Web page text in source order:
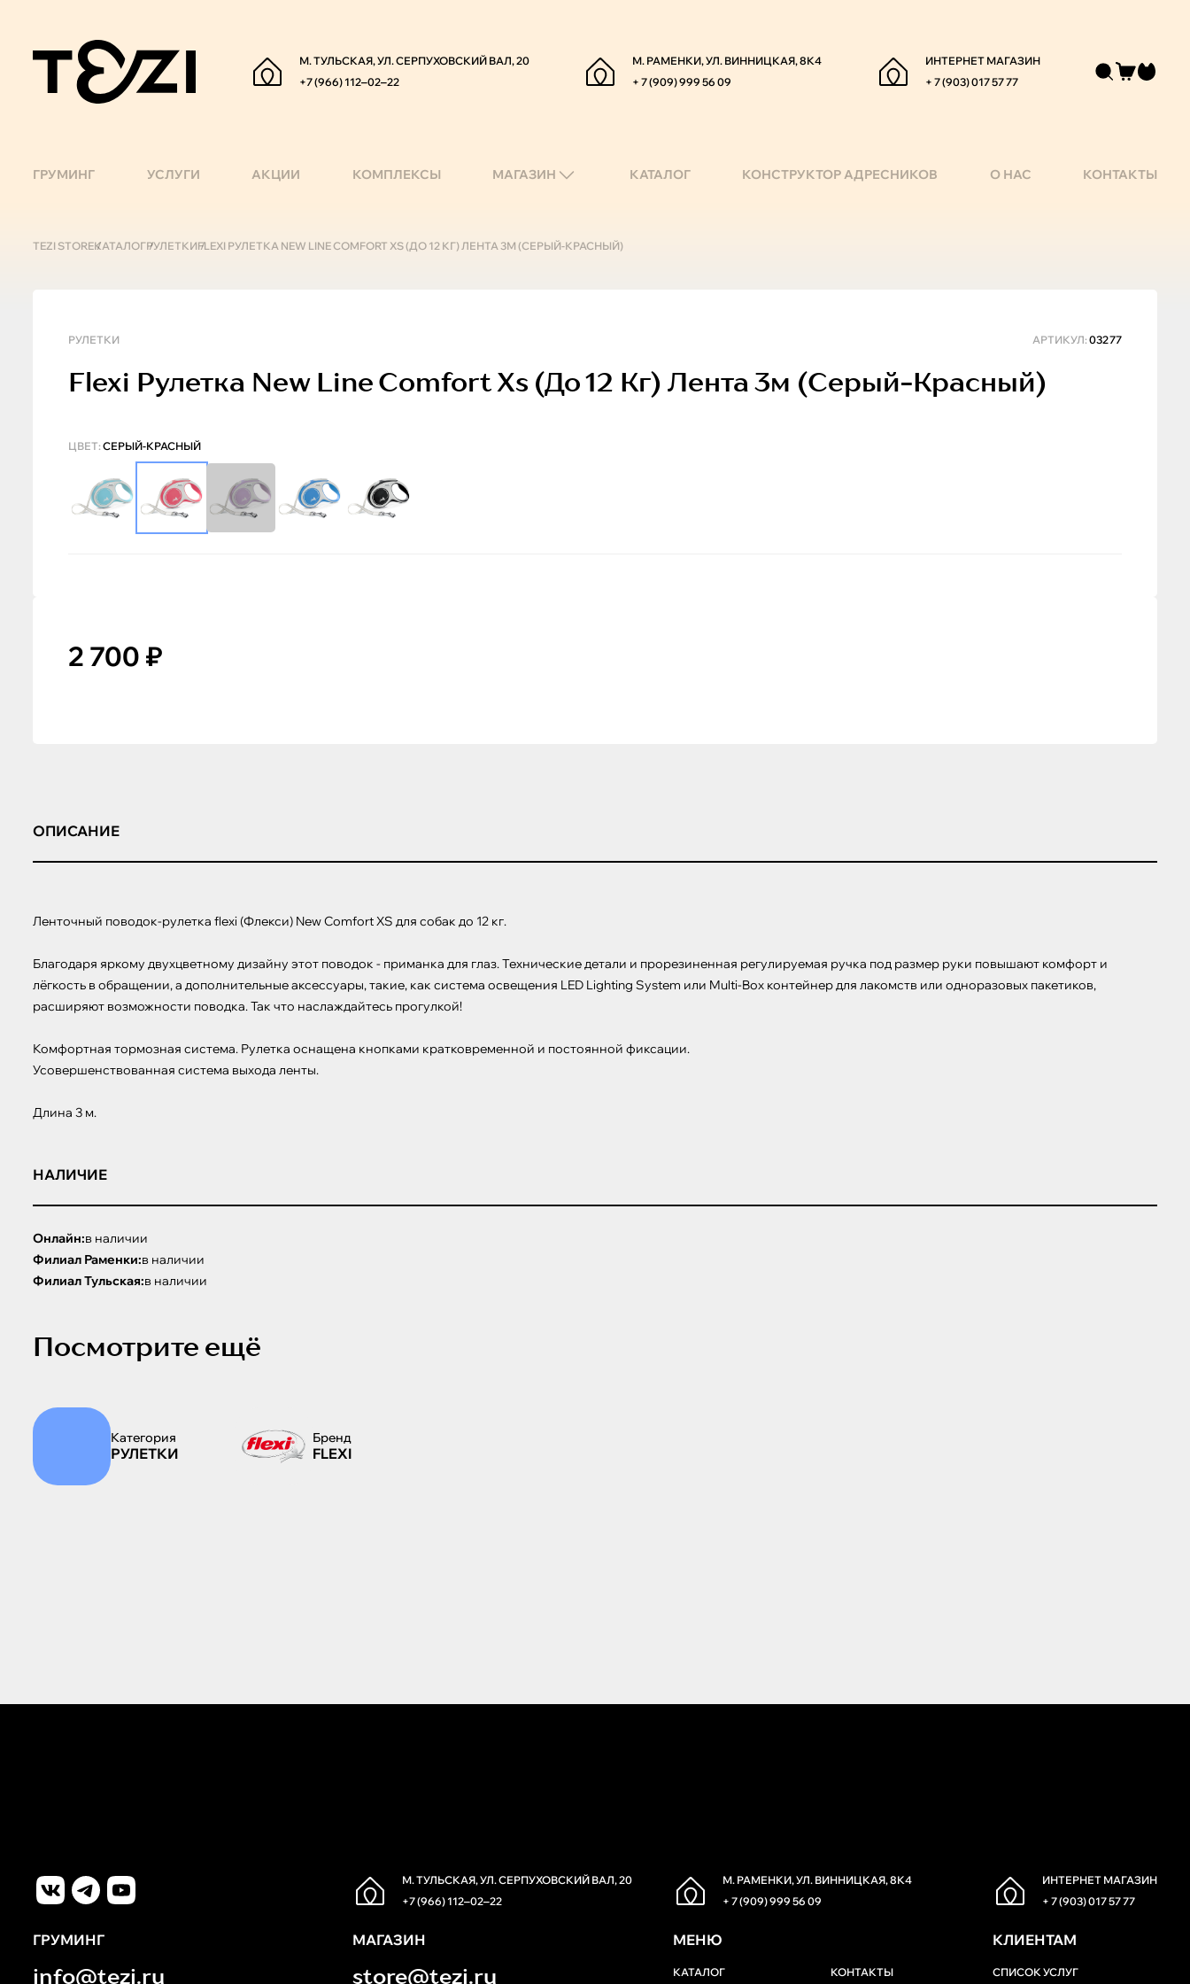
М. ТУЛЬСКАЯ, УЛ. СЕРПУХОВСКИЙ ВАЛ, 20
+7 (966) 112‒02‒22
М. РАМЕНКИ, УЛ. ВИННИЦКАЯ, 8К4
+ 7 (909) 999 56 09
ИНТЕРНЕТ МАГАЗИН
+ 7 (903) 017 57 77
ГРУМИНГ УСЛУГИ АКЦИИ КОМПЛЕКСЫ МАГАЗИН КАТАЛОГ КОНСТРУКТОР АДРЕСНИКОВ О НАС КОНТАКТЫ
TEZI STOREКАТАЛОГРУЛЕТКИFLEXI РУЛЕТКА NEW LINE COMFORT XS (ДО 12 КГ) ЛЕНТА 3М (СЕРЫЙ-КРАСНЫЙ)
РУЛЕТКИ АРТИКУЛ: 03277
Flexi Рулетка New Line Comfort Xs (до 12 Кг) Лента 3м (серый-Красный)
ЦВЕТ: СЕРЫЙ-КРАСНЫЙ
2 700 ₽
ОПИСАНИЕ
Ленточный поводок-рулетка flexi (Флекси) New Comfort XS для собак до 12 кг.
Благодаря яркому двухцветному дизайну этот поводок - приманка для глаз. Технические детали и прорезиненная регулируемая ручка под размер руки повышают комфорт и
лёгкость в обращении, а дополнительные аксессуары, такие, как система освещения LED Lighting System или Multi-Box контейнер для лакомств или одноразовых пакетиков,
расширяют возможности поводка. Так что наслаждайтесь прогулкой!
Комфортная тормозная система. Рулетка оснащена кнопками кратковременной и постоянной фиксации.
Усовершенствованная система выхода ленты.
Длина 3 м.
НАЛИЧИЕ
Онлайн:в наличии
Филиал Раменки:в наличии
Филиал Тульская:в наличии
Посмотрите ещё
Категория
РУЛЕТКИ
Бренд
FLEXI
М. ТУЛЬСКАЯ, УЛ. СЕРПУХОВСКИЙ ВАЛ, 20
+7 (966) 112‒02‒22
М. РАМЕНКИ, УЛ. ВИННИЦКАЯ, 8К4
+ 7 (909) 999 56 09
ИНТЕРНЕТ МАГАЗИН
+ 7 (903) 017 57 77
ГРУМИНГ
info@tezi.ru
МАГАЗИН
store@tezi.ru
МЕНЮ
КАТАЛОГ КОНТАКТЫ
КЛИЕНТАМ
СПИСОК УСЛУГ